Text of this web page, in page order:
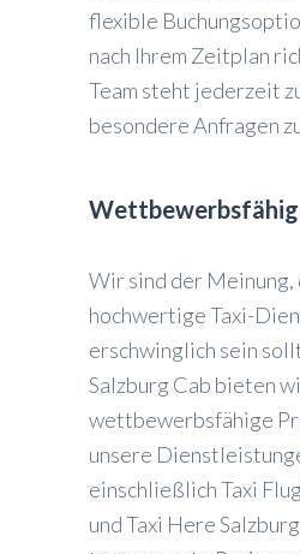
flexible
nach Ihrem Zeitplan
Team steht jederzeit
besondere Anfragen
Wir sind der
hochwertige Taxi-
erschwinglich sein
Salzburg Cab bieten
wettbewerbsfähige
unsere
einschließlich Taxi
und Taxi Here